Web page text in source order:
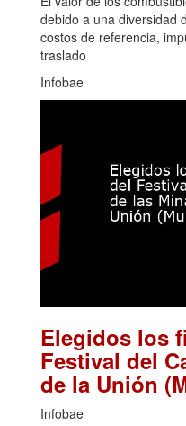
debido a una diversidad
costos de referencia,
traslado
Infobae
Elegidos los
Festival del
de la Unión
Infobae